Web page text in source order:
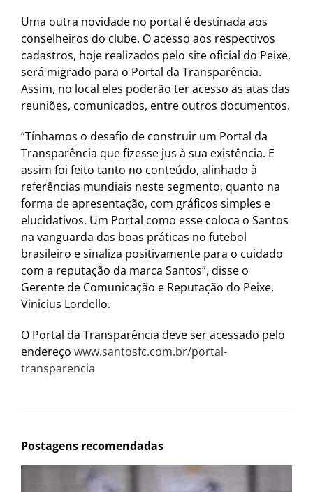
Uma outra novidade no portal é destinada aos
conselheiros do clube. O acesso aos respectivos
cadastros, hoje realizados pelo site oficial do Peixe,
será migrado para o Portal da Transparência.
Assim, no local eles poderão ter acesso as atas das
reuniões, comunicados, entre outros documentos.
“Tínhamos o desafio de construir um Portal da
Transparência que fizesse jus à sua existência. E
assim foi feito tanto no conteúdo, alinhado à
referências mundiais neste segmento, quanto na
forma de apresentação, com gráficos simples e
elucidativos. Um Portal como esse coloca o Santos
na vanguarda das boas práticas no futebol
brasileiro e sinaliza positivamente para o cuidado
com a reputação da marca Santos”, disse o
Gerente de Comunicação e Reputação do Peixe,
Vinicius Lordello.
O Portal da Transparência deve ser acessado pelo
endereço www.santosfc.com.br/portal-
transparencia
Postagens recomendadas